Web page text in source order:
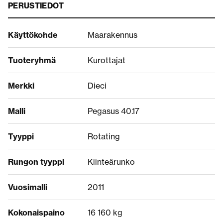
PERUSTIEDOT
Käyttökohde Maarakennus
Tuoteryhmä Kurottajat
Merkki Dieci
Malli Pegasus 40.17
Tyyppi Rotating
Rungon tyyppi Kiinteärunko
Vuosimalli 2011
Kokonaispaino 16 160 kg